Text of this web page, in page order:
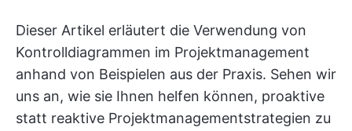
Dieser Artikel erläutert die Verwendung von
Kontrolldiagrammen im Projektmanagement
anhand von Beispielen aus der Praxis. Sehen wir
uns an, wie sie Ihnen helfen können, proaktive
statt reaktive Projektmanagementstrategien zu